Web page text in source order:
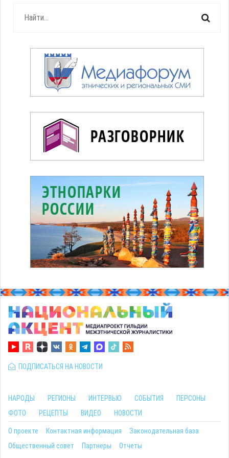
ПОДПИСАТЬСЯ НА НОВОСТИ
НАРОДЫ РЕГИОНЫ ИНТЕРВЬЮ СОБЫТИЯ
ПЕРСОНЫ
ФОТО
РЕЦЕПТЫ ВИДЕО НОВОСТИ
О проекте Контактная информация
Законодательная база
Общественный совет
Партнеры Отчеты